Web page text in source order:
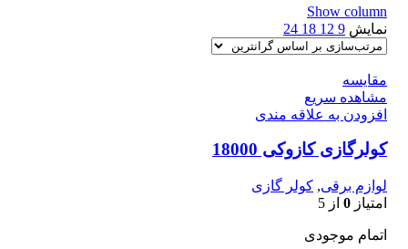
Show column
نمایش 9
12
18
24
مقایسه
مشاهده سریع
افزودن به علاقه مندی
کولرگازی کازوکی 18000
لوازم برقی, کولر گازی
امتیاز 0 از 5
اتمام موجودی